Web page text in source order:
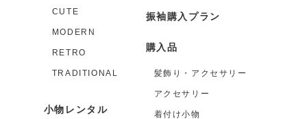
CUTE
MODERN
RETRO
TRADITIONAL
小物レンタル
振袖購入プラン
購入品
髪飾り・アクセサリー
アクセサリー
着付け小物